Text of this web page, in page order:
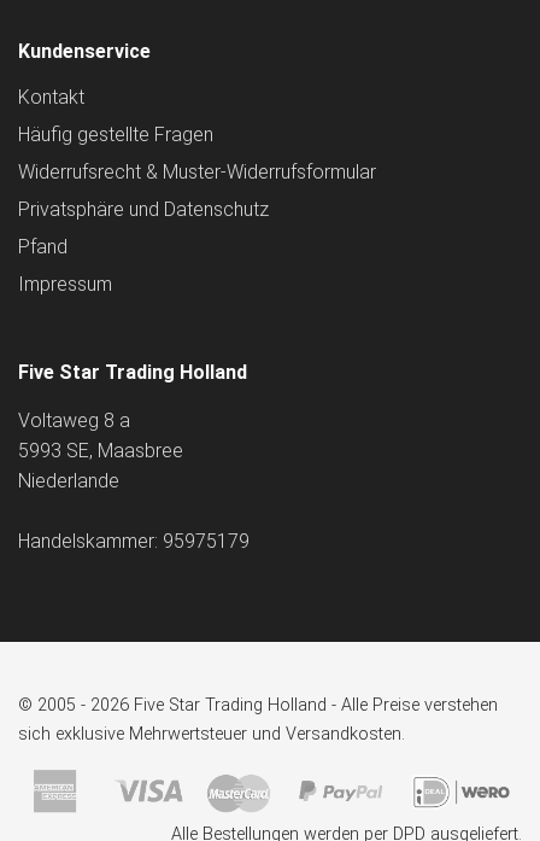
Kundenservice
Kontakt
Häufig gestellte Fragen
Widerrufsrecht & Muster-Widerrufsformular
Privatsphäre und Datenschutz
Pfand
Impressum
Five Star Trading Holland
Voltaweg 8 a
5993 SE, Maasbree
Niederlande
Handelskammer: 95975179
© 2005 - 2026 Five Star Trading Holland - Alle Preise verstehen
sich exklusive Mehrwertsteuer und Versandkosten.
Alle Bestellungen werden per DPD ausgeliefert.